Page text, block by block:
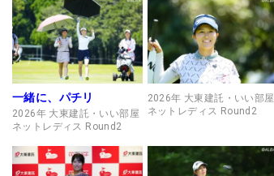
一緒に、パチリ
2026年 大東建託・いい部屋
ネットレディス Round2
2026年 大東建託・いい部屋
ネットレディス Round2